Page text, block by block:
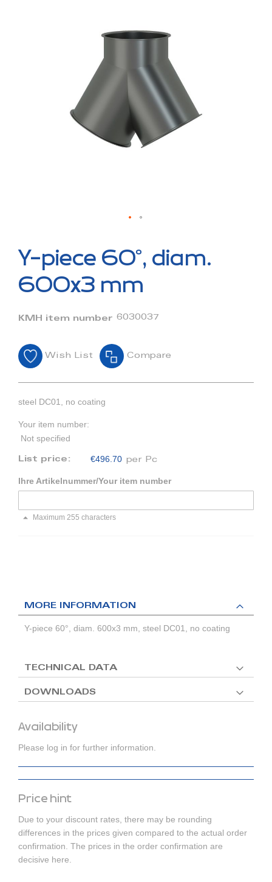
the
beginning
of
images
Y-piece 60°, diam.
600x3 mm
KMH item number 6030037
Wish List Compare
steel DC01, no coating
Your item number:
Not specified
List price: €496.70 per Pc
Ihre Artikelnummer/Your item number
Maximum 255 characters
Availability
Please log in for further information.
Price hint
Due to your discount rates, there may be rounding
differences in the prices given compared to the actual order
confirmation. The prices in the order confirmation are
decisive here.
MORE INFORMATION
Y-piece 60°, diam. 600x3 mm, steel DC01, no coating
TECHNICAL DATA
DOWNLOADS